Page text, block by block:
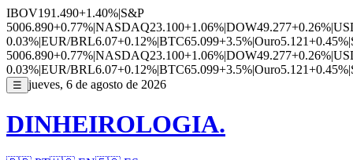
IBOV191.490+1.40%|S&P
5006.890+0.77%|NASDAQ23.100+1.06%|DOW49.277+0.26%|
0.03%|EUR/BRL6.07+0.12%|BTC65.099+3.5%|Ouro5.121+0.45%|
5006.890+0.77%|NASDAQ23.100+1.06%|DOW49.277+0.26%|
0.03%|EUR/BRL6.07+0.12%|BTC65.099+3.5%|Ouro5.121+0.45%|
☰ jueves, 6 de agosto de 2026
DINHEIROLOGIA.